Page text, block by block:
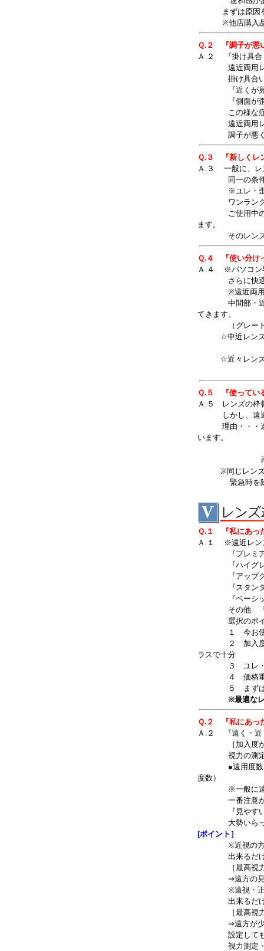
まずは原因を確
※他店購入品の
Ｑ.２ 『調子が悪
Ａ.２ 『掛け具合
遠近両用レン
掛け具合いが
『近くが見え
『側面が歪む
この様な症状
遠近両用レン
調子が悪くなる
Ｑ.３ 『新しくレ
Ａ.３ 一般に、レ
同一の条件で加
※ユレ・歪み・
ワンランク上
ご使用中の遠近
ます。
そのレンズの
Ｑ.４ 『使い分け
Ａ.４ ※パソコン
さらに快適な
※遠近両用の買
中間部・近用部
てきます。
（グレードの
☆中近レンズ・
☆近々レンズ・
Ｑ.５ 『使ってい
Ａ.５ レンズの枠
しかし、遠近レ
理由・・・遠近
います。
再加工時に
※同じレンズな
緊急時を除い
Ｑ.１ 『私にあっ
Ａ.１ ※遠近レン
『プレミア
『ハイグレ
『アップグ
『スタンダ
『ベーシッ
その他 『特
選択のポイ
１ 今お使いの
２ 加入度が高
ラスで十分
３ ユレ・歪み
４ 価格重視な
５ まずは、沢
※最適な
Ｑ.２ 『私にあっ
Ａ.２ 『遠く・近
［加入度が強
視力の測定時
●遠用度数（遠
度数）
※一般に遠くも
一番注意が必
『見やすいです
大勢いらっし
[ポイント］
※近視の方の場
出来るだけ近視
［最高視力の
⇒遠方の見やす
※遠視・正視の
出来るだけプ
［最高視力の
⇒遠方が少しぼ
設定しても見
視力測定・度